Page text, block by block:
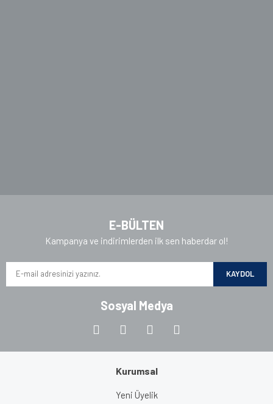
E-BÜLTEN
Kampanya ve indirimlerden ilk sen haberdar ol!
KAYDOL
Sosyal Medya
Kurumsal
Yeni Üyelik